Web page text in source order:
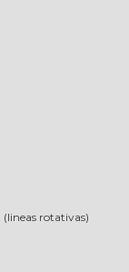
(lineas rotativas)